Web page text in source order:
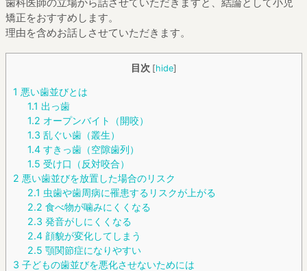
矯正をおすすめします。
理由を含めお話しさせていただきます。
目次 [hide]
1 悪い歯並びとは
1.1 出っ歯
1.2 オープンバイト（開咬）
1.3 乱ぐい歯（叢生）
1.4すきっ歯（空隙歯列）
1.5 受け口（反対咬合）
2 悪い歯並びを放置した場合のリスク
2.1 虫歯や歯周病に罹患するリスクが上がる
2.2 食べ物が噛みにくくなる
2.3 発音がしにくくなる
2.4顔貌が変化してしまう
2.5 顎関節症になりやすい
3 子どもの歯並びを悪化させないためには